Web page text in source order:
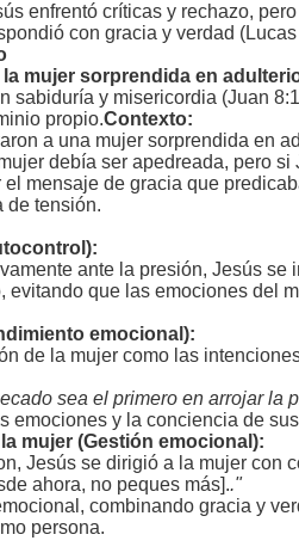
enfrentó críticas y rechazo,
con gracia y verdad
la mujer sorprendida en
sabiduría y misericordia (Juan
propio.Contexto:
a una mujer sorprendida en
debía ser apedreada, pero
mensaje de gracia que
de tensión.
ante la presión, Jesús
evitando que las emociones del
emocional):
de la mujer como las
sea el primero en arrojar la
emociones y la conciencia de
mujer (Gestión emocional):
Jesús se dirigió a la mujer con
ahora, no peques más].."
combinando gracia y
persona.